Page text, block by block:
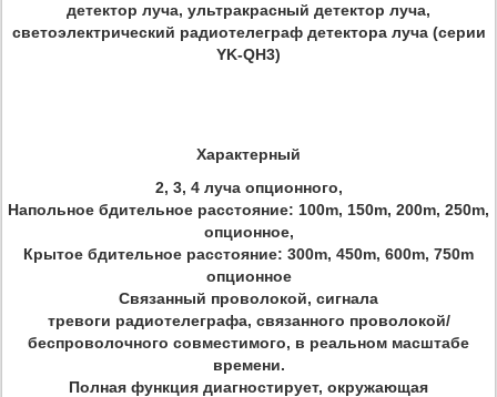
детектор луча, ультракрасный детектор луча,
светоэлектрический радиотелеграф детектора луча (серии
YK-QH3)
Характерный
2, 3, 4 луча опционного,
Напольное бдительное расстояние: 100m, 150m, 200m, 250m,
опционное,
Крытое бдительное расстояние: 300m, 450m, 600m, 750m
опционное
Связанный проволокой, сигнала
тревоги радиотелеграфа, связанного проволокой/
беспроволочного совместимого, в реальном масштабе
времени.
Полная функция диагностирует, окружающая